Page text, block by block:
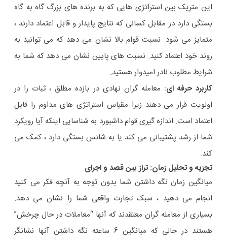
این متریک بین استراتژی هایی که به برنده های بزرگ گاه به گاه
بستگی دارد در مقابل کسانی که نتایج پایدار و قابل اعتماد دارند ،
متمایز می شود. نسبت قوام بالا نشان می دهد که می توانید به
روند خود اعتماد کنید. نسبت های پایین نشان می دهد که شما به
شرایط مطلوب نادر امیدوار هستید.
کاربرد حرفه ای: معامله گران نهادی در بازده مطلق ، ثبات را در
اولویت قرار می دهند زیرا مقیاس استراتژی های مداوم را قابل
اعتماد است. اندازه گیری قوام داشبورد به شناسایی اینکه آیا رویکرد
شما از رشد پشتیبانی می کند یا به شانس بستگی دارد ، کمک می
کند.
تجزیه و تحلیل زمان: تراز بین قصد و اجرای
میانگین زمان نگه داشتن شما بدون توجه به آنچه فکر می کنید
انجام می دهید ، سبک تجارت واقعی شما را نشان می دهد.
بسیاری از معامله گران معتقدند که آنها “معاملات در حال چرخش”
هستند در حالی که میانگین 6 ساعته نگه داشتن آنها نشانگر